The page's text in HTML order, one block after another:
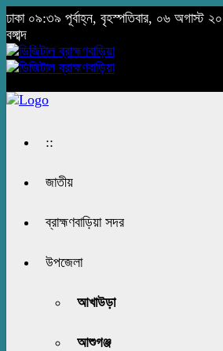
ঢাকা ০৯:৩৯ পূর্বাহ্ন, বৃহস্পতিবার, ০৬ অগাস্ট
বঙ্গাব্দ
::
জাতীয়
ব্রাহ্মণবাড়িয়া সদর
উপজেলা
আখাউড়া
আশুগঞ্জ